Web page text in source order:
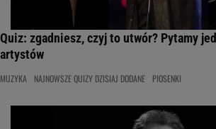
Quiz: zgadniesz, czyj to utwór? Pytamy
artystów
MUZYKA NAJNOWSZE QUIZY DZISIAJ DODANE PIOSENKI